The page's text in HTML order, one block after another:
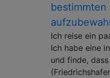
bestimmten
Ich reise ein
Ich habe eine
und finde,